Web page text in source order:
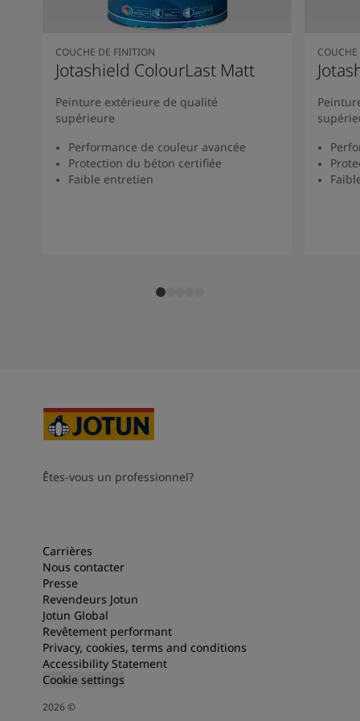
Nous contacter
Rechercher un distributeur Jotun
Product documentation
Espaces Inspirés - la dernière palette de couleurs Jotun
Revêtement performant
COUCHE DE FINITION
Jotashield ColourLast Matt
Peinture extérieure de qualité
supérieure
Performance de couleur avancée
Protection du béton certifiée
Faible entretien
Êtes-vous un professionnel?
Carrières
Nous contacter
Presse
Revendeurs Jotun
Jotun Global
Revêtement performant
Privacy, cookies, terms and conditions
Accessibility Statement
Cookie settings
2026©